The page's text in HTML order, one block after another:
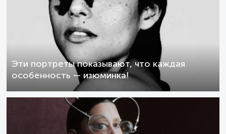
Эти портреты показывают, что каждая
особенность — изюминка!